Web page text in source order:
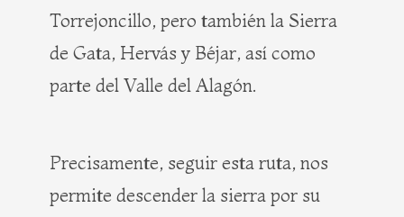
Torrejoncillo, pero también la Sierra
de Gata, Hervás y Béjar, así como
parte del Valle del Alagón.
Precisamente, seguir esta ruta, nos
permite descender la sierra por su